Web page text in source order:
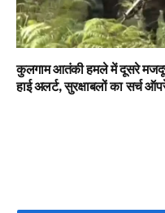
कुलगाम आतंकी हमले में दूसरे मजदूर
हाई अलर्ट, सुरक्षाबलों का सर्च